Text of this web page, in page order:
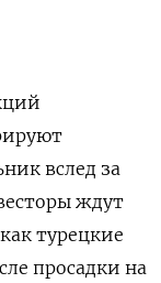
вслед за
ждут
турецкие
просадки на